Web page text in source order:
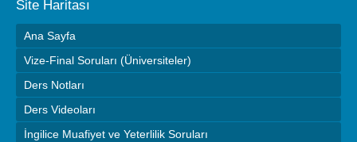
Site Haritası
Ana Sayfa
Vize-Final Soruları (Üniversiteler)
Ders Notları
Ders Videoları
İngilice Muafiyet ve Yeterlilik Soruları